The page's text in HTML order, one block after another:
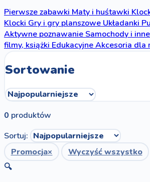
Pierwsze zabawkiMaty i huśtawki
KlockiGry i gry planszoweUkładanki
Aktywne poznawanieSamochody i
filmy, książkiEdukacyjneAkcesoria dla
Sortowanie
0 produktów
Sortuj:
Promocja×
Wyczyść wszystko
🔍